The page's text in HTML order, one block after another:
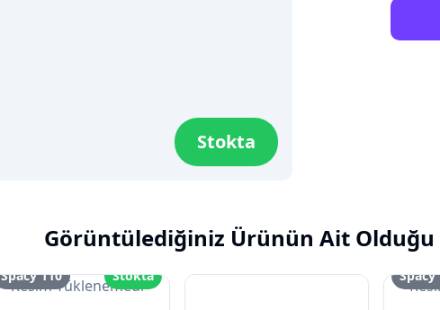
Stokta
Görüntülediğiniz Ürünün Ait
Resim Yüklenemedi
Spacy 110 Stokta Spacy